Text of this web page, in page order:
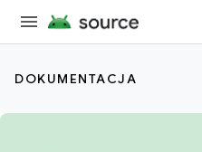
DOKUMENTACJA